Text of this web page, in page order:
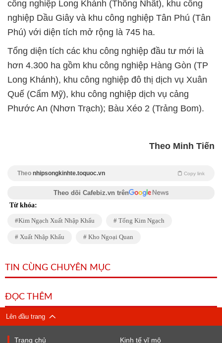
công nghiệp Long Khánh (Thống Nhất), khu công
nghiệp Dầu Giây và khu công nghiệp Tân Phú (Tân
Phú) với diện tích mở rộng là 745 ha.
Tổng diện tích các khu công nghiệp đầu tư mới là
hơn 4.300 ha gồm khu công nghiệp Hàng Gòn (TP
Long Khánh), khu công nghiệp đô thị dịch vụ Xuân
Quế (Cẩm Mỹ), khu công nghiệp dịch vụ cảng
Phước An (Nhơn Trạch); Bàu Xéo 2 (Trảng Bom).
Theo Minh Tiến
Theo nhipsongkinhte.toquoc.vn Copy link
Theo dõi Cafebiz.vn trên
Từ khóa:
Kim Ngạch Xuất Nhập Khẩu Tổng Kim Ngạch
Xuất Nhập Khẩu Kho Ngoại Quan
TIN CÙNG CHUYÊN MỤC
ĐỌC THÊM
Lên đầu trang
Trang chủ Kinh tế vĩ mô